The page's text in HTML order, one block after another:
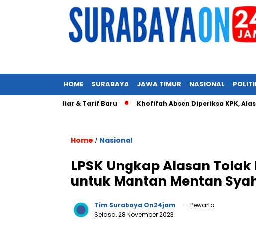
HOME SURABAYA JAWA TIMUR NASIONAL
US$ 20 Miliar & Tarif Baru Khofifah Absen Diperiksa KPK, Alasan
Home / Nasional
LPSK Ungkap Alasan
untuk Mantan Mentan
Tim Surabaya On24jam
- Pewarta
Selasa, 28 November 2023